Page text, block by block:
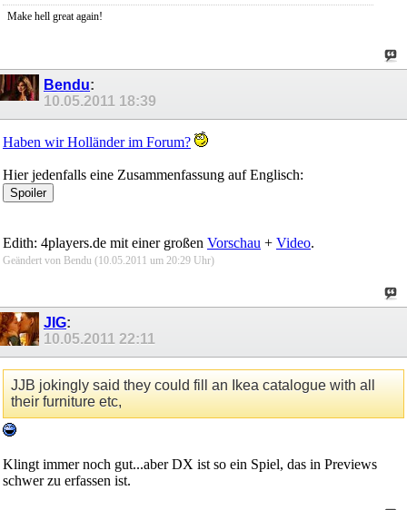
Make hell great again!
Bendu:
10.05.2011 18:39
Haben wir Holländer im Forum?
Hier jedenfalls eine Zusammenfassung auf Englisch:
Edith: 4players.de mit einer großen Vorschau + Video.
Geändert von Bendu (10.05.2011 um 20:29 Uhr)
JIG:
10.05.2011 22:11
JJB jokingly said they could fill an Ikea catalogue with all
their furniture etc,
Klingt immer noch gut...aber DX ist so ein Spiel, das in Previews
schwer zu erfassen ist.